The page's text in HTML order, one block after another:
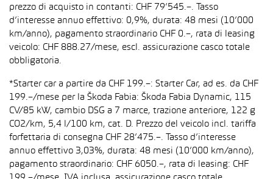
prezzo di acquisto in contanti: CHF 79’545.–. Tasso
d’interesse annuo effettivo: 0,9%, durata: 48 mesi (10’000
km/anno), pagamento straordinario CHF 0.–, rata di leasing
veicolo: CHF 888.27/mese, escl. assicurazione casco totale
obbligatoria.
*Starter car a partire da CHF 199.–: Starter Car, ad es. da CHF
199.–/mese per la Škoda Fabia: Škoda Fabia Dynamic, 115
CV/85 kW, cambio DSG a 7 marce, trazione anteriore, 122 g
CO2/km, 5,4 l/100 km, cat. D. Prezzo del veicolo incl. tariffa
forfettaria di consegna CHF 28’475.–. Tasso d’interesse
annuo effettivo 3,03%, durata: 48 mesi (10’000 km/anno),
pagamento straordinario: CHF 6050.–, rata di leasing: CHF